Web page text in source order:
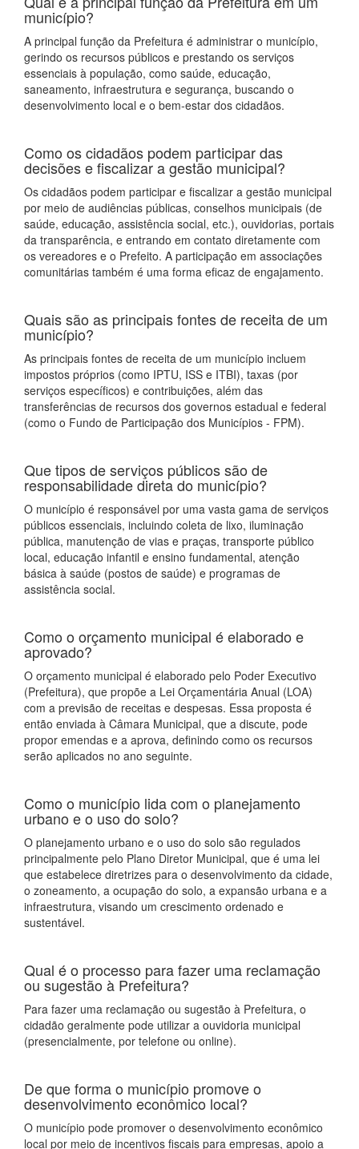
município?
A principal função da Prefeitura é administrar o município,
gerindo os recursos públicos e prestando os serviços
essenciais à população, como saúde, educação,
saneamento, infraestrutura e segurança, buscando o
desenvolvimento local e o bem-estar dos cidadãos.
Como os cidadãos podem participar das
decisões e fiscalizar a gestão municipal?
Os cidadãos podem participar e fiscalizar a gestão municipal
por meio de audiências públicas, conselhos municipais (de
saúde, educação, assistência social, etc.), ouvidorias, portais
da transparência, e entrando em contato diretamente com
os vereadores e o Prefeito. A participação em associações
comunitárias também é uma forma eficaz de engajamento.
Quais são as principais fontes de receita de um
município?
As principais fontes de receita de um município incluem
impostos próprios (como IPTU, ISS e ITBI), taxas (por
serviços específicos) e contribuições, além das
transferências de recursos dos governos estadual e federal
(como o Fundo de Participação dos Municípios - FPM).
Que tipos de serviços públicos são de
responsabilidade direta do município?
O município é responsável por uma vasta gama de serviços
públicos essenciais, incluindo coleta de lixo, iluminação
pública, manutenção de vias e praças, transporte público
local, educação infantil e ensino fundamental, atenção
básica à saúde (postos de saúde) e programas de
assistência social.
Como o orçamento municipal é elaborado e
aprovado?
O orçamento municipal é elaborado pelo Poder Executivo
(Prefeitura), que propõe a Lei Orçamentária Anual (LOA)
com a previsão de receitas e despesas. Essa proposta é
então enviada à Câmara Municipal, que a discute, pode
propor emendas e a aprova, definindo como os recursos
serão aplicados no ano seguinte.
Como o município lida com o planejamento
urbano e o uso do solo?
O planejamento urbano e o uso do solo são regulados
principalmente pelo Plano Diretor Municipal, que é uma lei
que estabelece diretrizes para o desenvolvimento da cidade,
o zoneamento, a ocupação do solo, a expansão urbana e a
infraestrutura, visando um crescimento ordenado e
sustentável.
Qual é o processo para fazer uma reclamação
ou sugestão à Prefeitura?
Para fazer uma reclamação ou sugestão à Prefeitura, o
cidadão geralmente pode utilizar a ouvidoria municipal
(presencialmente, por telefone ou online).
De que forma o município promove o
desenvolvimento econômico local?
O município pode promover o desenvolvimento econômico
local por meio de incentivos fiscais para empresas, apoio a